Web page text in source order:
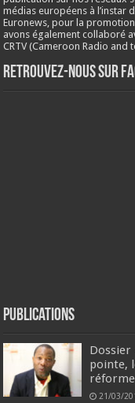
médias européens à l’instar
Euronews, pour la
avons également collaboré
CRTV (Cameroon Radio and
Retrouvez-nous sur
Publications
Dossier
pointe,
21/03/